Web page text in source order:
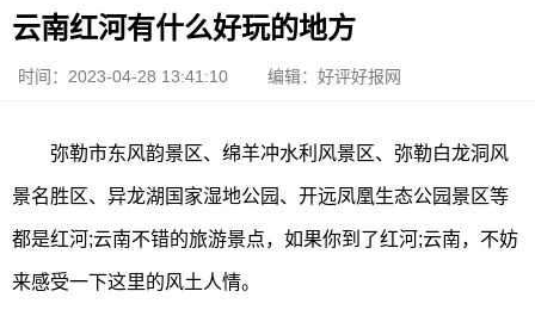
云南红河有什么好玩的地方
时间：2023-04-28 13:41:10 编辑：好评好报网
弥勒市东风韵景区、绵羊冲水利风景区、弥勒白龙洞风
景名胜区、异龙湖国家湿地公园、开远凤凰生态公园景区等
都是红河;云南不错的旅游景点，如果你到了红河;云南，不妨
来感受一下这里的风土人情。